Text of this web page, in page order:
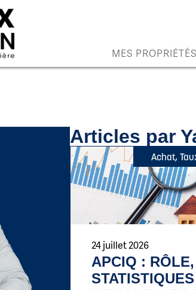
MES PROPRIÉTÉS
Articles par
Achat,
24 juillet 2026
APCIQ : RÔLE,
STATISTIQUES